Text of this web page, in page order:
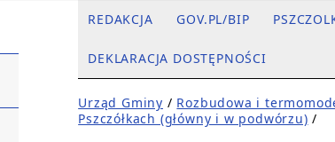
REDAKCJA GOV.PL/BIP
DEKLARACJA DOSTĘPNOŚCI
Urząd Gminy / Rozbudowa i
Pszczółkach (główny i w podwórzu) /